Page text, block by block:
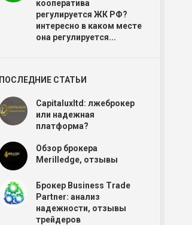
кооператива
регулируется ЖК РФ?
интересно в каком месте
она регулируется...
ПОСЛЕДНИЕ СТАТЬИ
Capitaluxltd: лжеброкер
или надежная
платформа?
Обзор брокера
Merilledge, отзывы
Брокер Business Trade
Partner: анализ
надежности, отзывы
трейдеров